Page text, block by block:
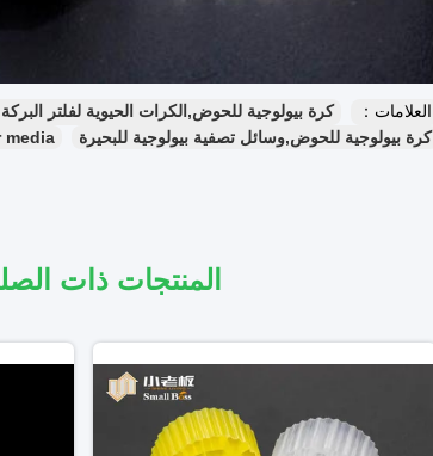
العلامات：
كرة بيولوجية للحوض,الكرات الحيوية لفلتر
كرة بيولوجية للحوض,وسائل تصفية بيولوجية للبحيرة
media
المنتجات ذات